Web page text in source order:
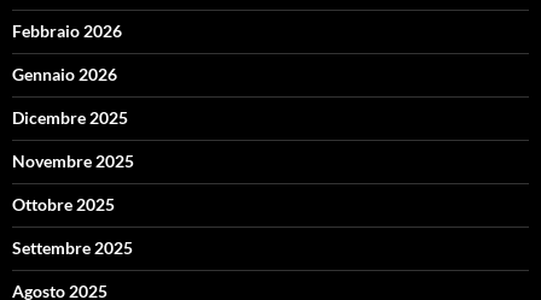
Febbraio 2026
Gennaio 2026
Dicembre 2025
Novembre 2025
Ottobre 2025
Settembre 2025
Agosto 2025